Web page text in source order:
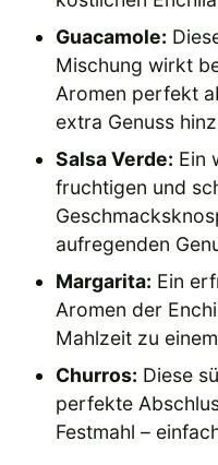
Guacamole:
Mischung wirkt
Aromen perfekt
extra Genuss
Salsa Verde: Ein
fruchtigen und
aufregenden
Margarita: Ein
Aromen der
Mahlzeit zu
Churros: Diese
perfekte
Festmahl –